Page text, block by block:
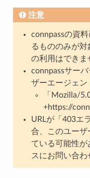
注意
connpassの資
るもののみが
の利用はできま
connpassサー
ザーエージェン
「Mozilla/
+https://
URLが「403エ
合、このユーザ
ている可能性
スにお問い合わ